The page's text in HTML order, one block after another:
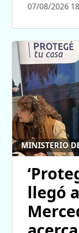
07/08/2026
MINISTERIO
llegó